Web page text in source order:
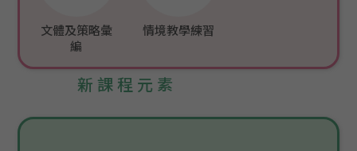
文體及策略彙
編
情境教學練習
新課程元素